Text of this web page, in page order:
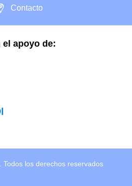
Contacto
el apoyo de:
Todos los derechos reservados